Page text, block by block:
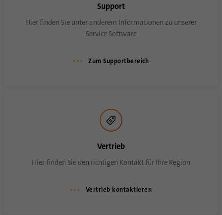
Support
Hier finden Sie unter anderem Informationen zu unserer
Service Software
Zum Supportbereich
Vertrieb
Hier finden Sie den richtigen Kontakt für Ihre Region
Vertrieb kontaktieren